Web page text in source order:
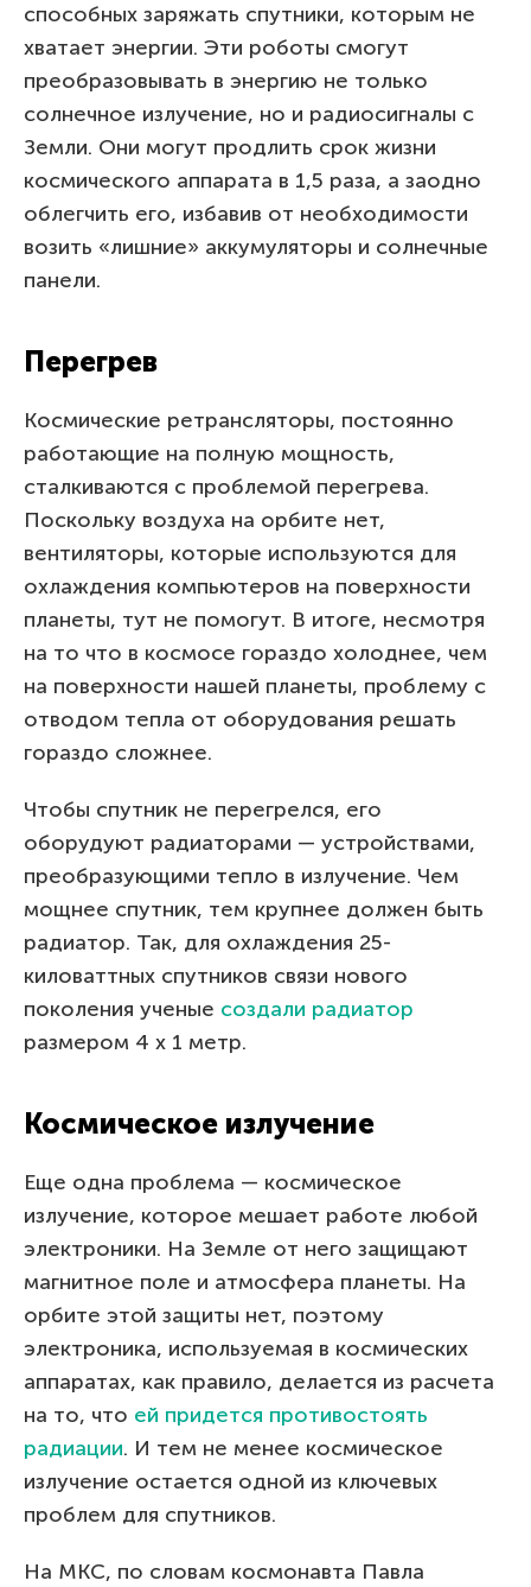
способных заряжать спутники, которым не
хватает энергии. Эти роботы смогут
преобразовывать в энергию не только
солнечное излучение, но и радиосигналы с
Земли. Они могут продлить срок жизни
космического аппарата в 1,5 раза, а заодно
облегчить его, избавив от необходимости
возить «лишние» аккумуляторы и солнечные
панели.
Перегрев
Космические ретрансляторы, постоянно
работающие на полную мощность,
сталкиваются с проблемой перегрева.
Поскольку воздуха на орбите нет,
вентиляторы, которые используются для
охлаждения компьютеров на поверхности
планеты, тут не помогут. В итоге, несмотря
на то что в космосе гораздо холоднее, чем
на поверхности нашей планеты, проблему с
отводом тепла от оборудования решать
гораздо сложнее.
Чтобы спутник не перегрелся, его
оборудуют радиаторами — устройствами,
преобразующими тепло в излучение. Чем
мощнее спутник, тем крупнее должен быть
радиатор. Так, для охлаждения 25-
киловаттных спутников связи нового
поколения ученые создали радиатор
размером 4 x 1 метр.
Космическое излучение
Еще одна проблема — космическое
излучение, которое мешает работе любой
электроники. На Земле от него защищают
магнитное поле и атмосфера планеты. На
орбите этой защиты нет, поэтому
электроника, используемая в космических
аппаратах, как правило, делается из расчета
на то, что ей придется противостоять
радиации. И тем не менее космическое
излучение остается одной из ключевых
проблем для спутников.
На МКС, по словам космонавта Павла